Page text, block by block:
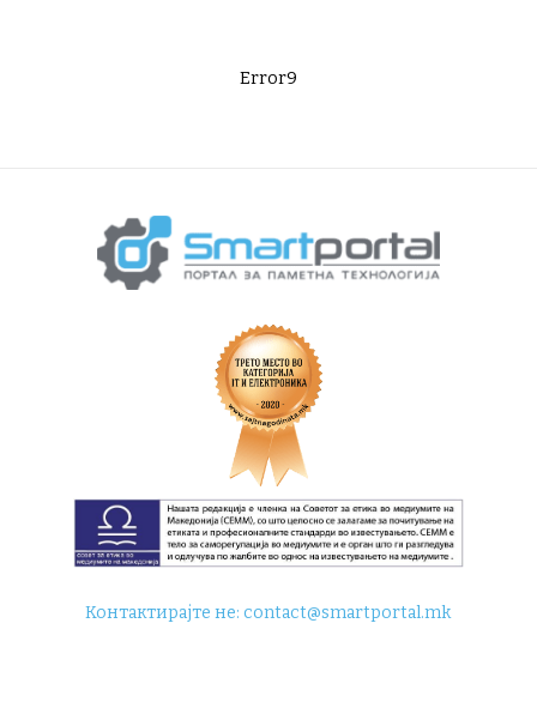
Error9
Контактирајте не:contact@smartportal.mk